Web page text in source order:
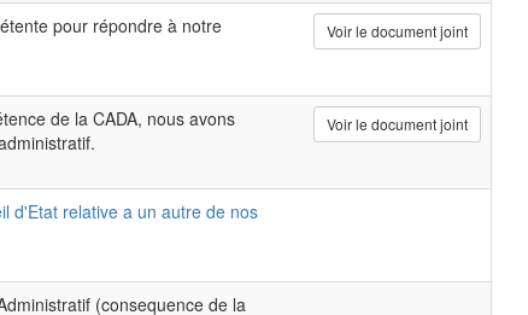
pour répondre à notre
Voir le document joint
de la CADA, nous avons
Voir le document joint
d'Etat relative a un autre de nos
(consequence de la